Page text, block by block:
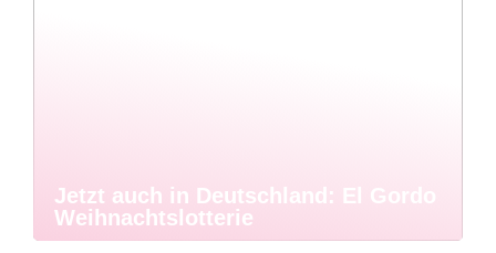
Jetzt auch in Deutschland: El Gordo
Weihnachtslotterie